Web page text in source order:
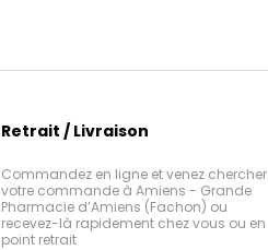
Retrait / Livraison
Commandez en ligne et venez chercher
votre commande à Amiens - Grande
Pharmacie d’Amiens (Fachon) ou
recevez-là rapidement chez vous ou en
point retrait